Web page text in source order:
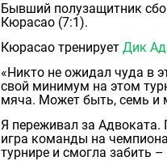
Бывший полузащитник
Кюрасао (7:1).
Кюрасао тренирует Дик
«Никто не ожидал чуда в
свой минимум на этом
мяча. Может быть, семь и
Я переживал за Адвоката.
игра команды на
турнире и смогла забить